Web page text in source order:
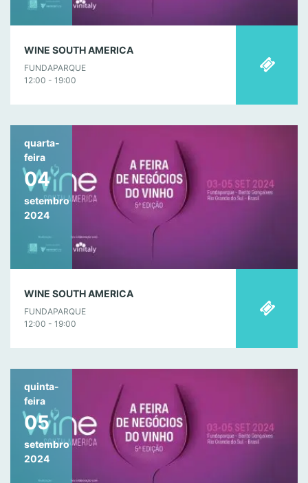
WINE SOUTH AMERICA
FUNDAPARQUE
12:00 - 19:00
quarta-
feira
04
setembro
2024
WINE SOUTH AMERICA
FUNDAPARQUE
12:00 - 19:00
quinta-
feira
05
setembro
2024